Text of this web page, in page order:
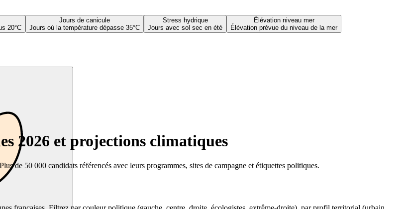
20°C
Jours de canicule
Jours où la température dépasse 35°C
Stress hydrique
Jours avec sol sec en été
Élévation niveau mer
Élévation prévue du niveau de la mer
2026 et projections climatiques
de 50 000 candidats référencés avec leurs programmes, sites de campagne et étiquettes politiques.